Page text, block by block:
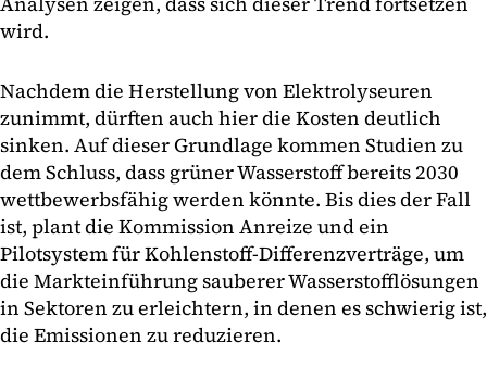
wird.
Nachdem die Herstellung von Elektrolyseuren
zunimmt, dürften auch hier die Kosten deutlich
sinken. Auf dieser Grundlage kommen Studien zu
dem Schluss, dass grüner Wasserstoff bereits 2030
wettbewerbsfähig werden könnte. Bis dies der Fall
ist, plant die Kommission Anreize und ein
Pilotsystem für Kohlenstoff-Differenzverträge, um
die Markteinführung sauberer Wasserstofflösungen
in Sektoren zu erleichtern, in denen es schwierig ist,
die Emissionen zu reduzieren.